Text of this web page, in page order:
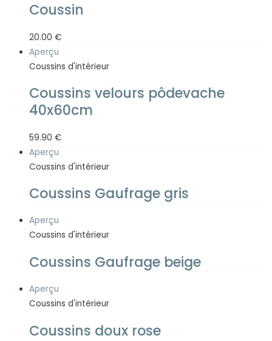
Coussin
20.00 €
Aperçu
Coussins d'intérieur
Coussins velours pôdevache
40x60cm
59.90 €
Aperçu
Coussins d'intérieur
Coussins Gaufrage gris
Aperçu
Coussins d'intérieur
Coussins Gaufrage beige
Aperçu
Coussins d'intérieur
Coussins doux rose